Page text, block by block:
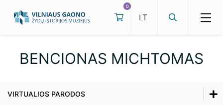
Ekskursijos
Parodos
0
BENCIONAS MICHTOMAS
VIRTUALIOS PARODOS